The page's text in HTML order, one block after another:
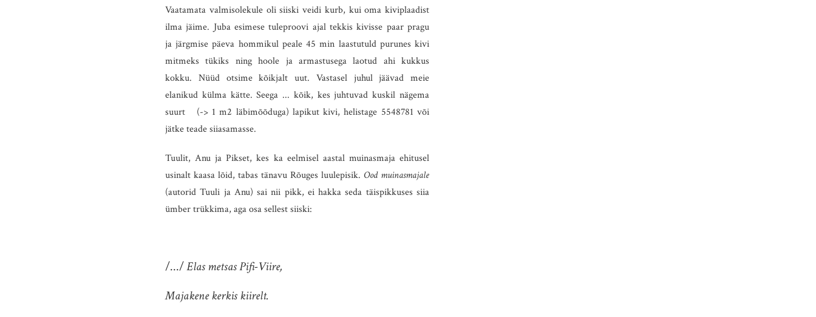
Vaatamata valmisolekule oli siiski veidi kurb, kui oma kiviplaadist
ilma jäime. Juba esimese tuleproovi ajal tekkis kivisse paar pragu
ja järgmise päeva hommikul peale 45 min laastutuld purunes kivi
mitmeks tükiks ning hoole ja armastusega laotud ahi kukkus
kokku. Nüüd otsime kõikjalt uut. Vastasel juhul jäävad meie
elanikud külma kätte. Seega ... kõik, kes juhtuvad kuskil nägema
suurt (-> 1 m2 läbimõõduga) lapikut kivi, helistage 5548781 või
jätke teade siiasamasse.
Tuulit, Anu ja Pikset, kes ka eelmisel aastal muinasmaja ehitusel
usinalt kaasa lõid, tabas tänavu Rõuges luulepisik. Ood muinasmajale
(autorid Tuuli ja Anu) sai nii pikk, ei hakka seda täispikkuses siia
ümber trükkima, aga osa sellest siiski:
/.../Elas metsas Pifi-Viire,
Majakene kerkis kiirelt.